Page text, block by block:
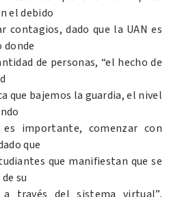
el debido
contagios, dado que la UAN es
donde
de personas, “el hecho de
que bajemos la guardia, el nivel
importante, comenzar con
que
que manifiestan que se
su